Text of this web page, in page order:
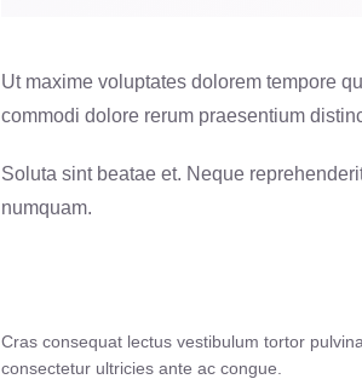
Ut maxime voluptates dolorem tempore
commodi dolore rerum praesentium
Soluta sint beatae et. Neque
numquam.
Cras consequat lectus vestibulum tortor
consectetur ultricies ante ac congue.